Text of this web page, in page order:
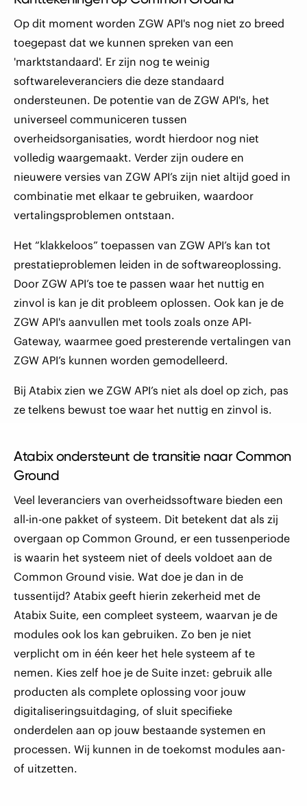
Op dit moment worden ZGW API's nog niet zo breed
toegepast dat we kunnen spreken van een
'marktstandaard'. Er zijn nog te weinig
softwareleveranciers die deze standaard
ondersteunen. De potentie van de ZGW API's, het
universeel communiceren tussen
overheidsorganisaties, wordt hierdoor nog niet
volledig waargemaakt. Verder zijn oudere en
nieuwere versies van ZGW API’s zijn niet altijd goed in
combinatie met elkaar te gebruiken, waardoor
vertalingsproblemen ontstaan.
Het “klakkeloos” toepassen van ZGW API’s kan tot
prestatieproblemen leiden in de softwareoplossing.
Door ZGW API’s toe te passen waar het nuttig en
zinvol is kan je dit probleem oplossen. Ook kan je de
ZGW API's aanvullen met tools zoals onze API-
Gateway, waarmee goed presterende vertalingen van
ZGW API’s kunnen worden gemodelleerd.
Bij Atabix zien we ZGW API’s niet als doel op zich, pas
ze telkens bewust toe waar het nuttig en zinvol is.
Atabix ondersteunt de transitie naar Common
Ground
Veel leveranciers van overheidssoftware bieden een
all-in-one pakket of systeem. Dit betekent dat als zij
overgaan op Common Ground, er een tussenperiode
is waarin het systeem niet of deels voldoet aan de
Common Ground visie. Wat doe je dan in de
tussentijd? Atabix geeft hierin zekerheid met de
Atabix Suite, een compleet systeem, waarvan je de
modules ook los kan gebruiken. Zo ben je niet
verplicht om in één keer het hele systeem af te
nemen. Kies zelf hoe je de Suite inzet: gebruik alle
producten als complete oplossing voor jouw
digitaliseringsuitdaging, of sluit specifieke
onderdelen aan op jouw bestaande systemen en
processen. Wij kunnen in de toekomst modules aan-
of uitzetten.